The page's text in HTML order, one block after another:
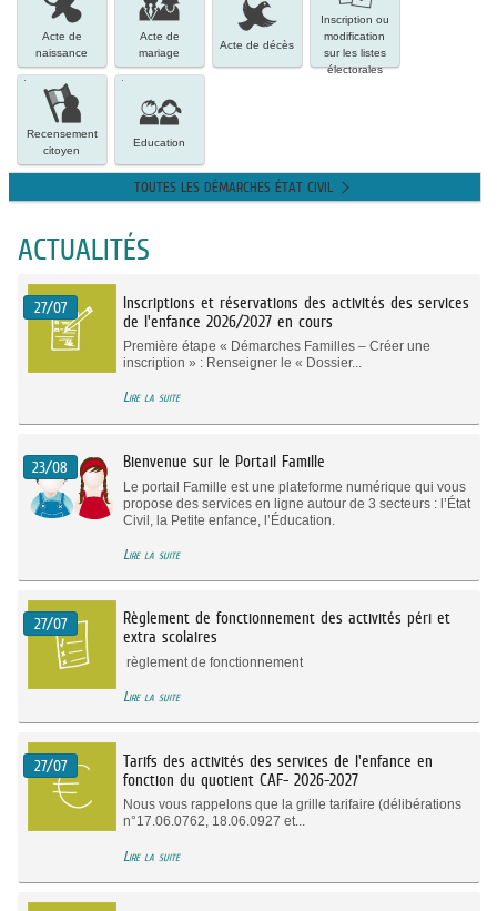
naissance
Acte de
naissance
mariage
Acte de
mariage
décès
Acte de décès
modification
sur
les
listes
Inscription ou
modification
sur les listes
électorales
Recensement
citoyen
Recensement
citoyen
Education
Education
TOUTES LES DÉMARCHES ÉTAT CIVIL
ACTUALITÉS
27/07
Inscriptions et réservations des activités des services
de l'enfance 2026/2027 en cours
Première étape « Démarches Familles – Créer une
inscription » : Renseigner le « Dossier...
Lire la suite
23/08 Bienvenue sur le Portail Famille
Le portail Famille est une plateforme numérique qui vous
propose des services en ligne autour de 3 secteurs : l’État
Civil, la Petite enfance, l’Éducation.
Lire la suite
27/07
Règlement de fonctionnement des activités péri et
extra scolaires
règlement de fonctionnement
Lire la suite
27/07
Tarifs des activités des services de l'enfance en
fonction du quotient CAF- 2026-2027
Nous vous rappelons que la grille tarifaire (délibérations
n°17.06.0762, 18.06.0927 et...
Lire la suite